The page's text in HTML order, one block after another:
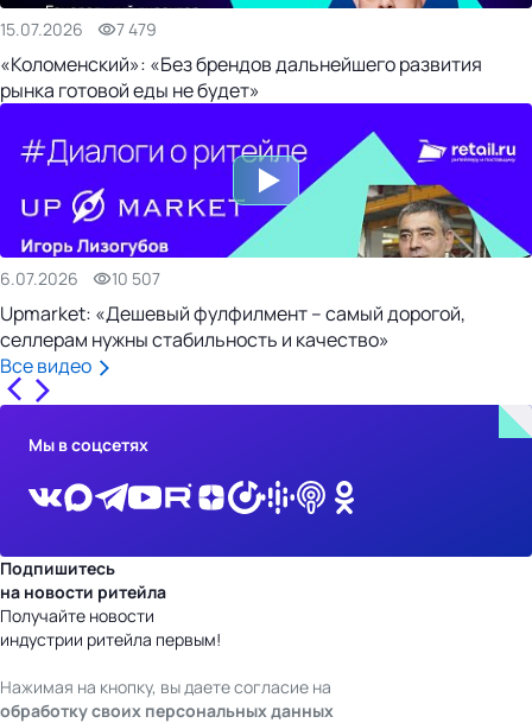
15.07.2026 7 479
«Коломенский»: «Без брендов дальнейшего развития
рынка готовой еды не будет»
6.07.2026 10 507
Upmarket: «Дешевый фулфилмент – самый дорогой,
селлерам нужны стабильность и качество»
Все видео
Мы в соцсетях
Подпишитесь
на новости ритейла
Получайте новости
индустрии ритейла первым!
Нажимая на кнопку, вы даете согласие на
обработку своих персональных данных